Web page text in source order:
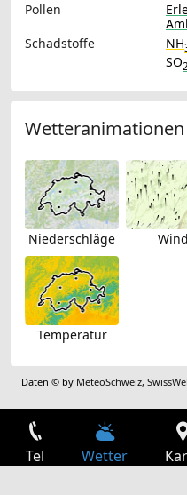
Pollen
Schadstoffe
NH
SO2
Wetteranimationen
Niederschläge Wind
Temperatur
Daten © by MeteoSchweiz,
Tel Wetter